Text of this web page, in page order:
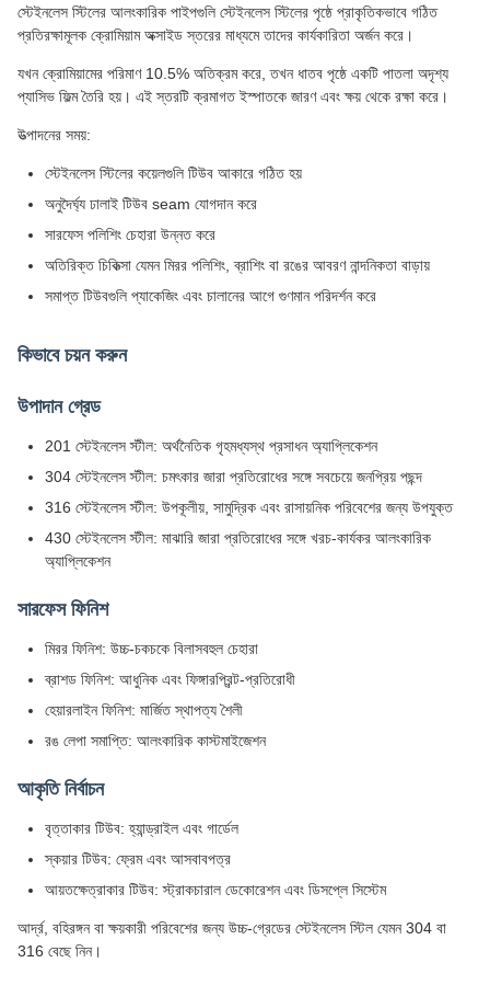
স্টেইনলেস স্টিলের আলংকারিক পাইপগুলি স্টেইনলেস স্টিলের পৃষ্ঠে প্রাকৃতিকভাবে গঠিত
প্রতিরক্ষামূলক ক্রোমিয়াম অক্সাইড স্তরের মাধ্যমে তাদের কার্যকারিতা অর্জন করে।
যখন ক্রোমিয়ামের পরিমাণ 10.5% অতিক্রম করে, তখন ধাতব পৃষ্ঠে একটি পাতলা অদৃশ্য
প্যাসিভ ফিল্ম তৈরি হয়। এই স্তরটি ক্রমাগত ইস্পাতকে জারণ এবং ক্ষয় থেকে রক্ষা করে।
উত্পাদনের সময়:
স্টেইনলেস স্টিলের কয়েলগুলি টিউব আকারে গঠিত হয়
অনুদৈর্ঘ্য ঢালাই টিউব seam যোগদান করে
সারফেস পলিশিং চেহারা উন্নত করে
অতিরিক্ত চিকিত্সা যেমন মিরর পলিশিং, ব্রাশিং বা রঙের আবরণ নান্দনিকতা বাড়ায়
সমাপ্ত টিউবগুলি প্যাকেজিং এবং চালানের আগে গুণমান পরিদর্শন করে
কিভাবে চয়ন করুন
উপাদান গ্রেড
201 স্টেইনলেস স্টীল: অর্থনৈতিক গৃহমধ্যস্থ প্রসাধন অ্যাপ্লিকেশন
304 স্টেইনলেস স্টীল: চমৎকার জারা প্রতিরোধের সঙ্গে সবচেয়ে জনপ্রিয় পছন্দ
316 স্টেইনলেস স্টীল: উপকূলীয়, সামুদ্রিক এবং রাসায়নিক পরিবেশের জন্য উপযুক্ত
430 স্টেইনলেস স্টীল: মাঝারি জারা প্রতিরোধের সঙ্গে খরচ-কার্যকর আলংকারিক
অ্যাপ্লিকেশন
সারফেস ফিনিশ
মিরর ফিনিশ: উচ্চ-চকচকে বিলাসবহুল চেহারা
ব্রাশড ফিনিশ: আধুনিক এবং ফিঙ্গারপ্রিন্ট-প্রতিরোধী
হেয়ারলাইন ফিনিশ: মার্জিত স্থাপত্য শৈলী
রঙ লেপা সমাপ্তি: আলংকারিক কাস্টমাইজেশন
আকৃতি নির্বাচন
বৃত্তাকার টিউব: হ্যান্ড্রাইল এবং গার্ডেল
স্কয়ার টিউব: ফ্রেম এবং আসবাবপত্র
আয়তক্ষেত্রাকার টিউব: স্ট্রাকচারাল ডেকোরেশন এবং ডিসপ্লে সিস্টেম
আর্দ্র, বহিরঙ্গন বা ক্ষয়কারী পরিবেশের জন্য উচ্চ-গ্রেডের স্টেইনলেস স্টিল যেমন 304 বা
316 বেছে নিন।